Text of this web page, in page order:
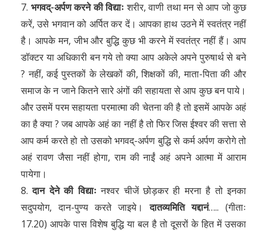
7. भगवद्-अर्पण करने की विद्याःशरीर, वाणी तथा मन से आप जो कुछ
करें, उसे भगवान को अर्पित कर दें। आपका हाथ उठने में स्वतंत्र नहीं
है। आपके मन, जीभ और बुद्धि कुछ भी करने में स्वतंत्र नहीं हैं। आप
डॉक्टर या अधिकारी बन गये तो क्या आप अकेले अपने पुरुषार्थ से बने
? नहीं, कई पुस्तकों के लेखकों की, शिक्षकों की, माता-पिता की और
समाज के न जाने कितने सारे अंगों की सहायता से आप कुछ बन पाये।
और उसमें परम सहायता परमात्मा की चेतना की है तो इसमें आपके अहं
का है क्या ? जब आपके अहं का नहीं है तो फिर जिस ईश्वर की सत्ता से
आप कर्म करते हो तो उसको भगवद्-अर्पण बुद्धि से कर्म अर्पण करोगे तो
अहं रावण जैसा नहीं होगा, राम की नाईं अहं अपने आत्मा में आराम
पायेगा।
8.दान देने की विद्याःनश्वर चीजें छोड़कर ही मरना है तो इनका
सदुपयोग, दान-पुण्य करते जाइये।
दातव्यमिति यद्दानं….. (गीताः
17.20) आपके पास विशेष बुद्धि या बल है तो दूसरों के हित में उसका